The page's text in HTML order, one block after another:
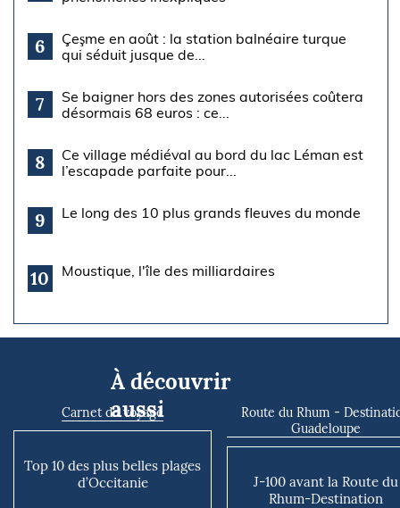
6
Çeşme en août : la station balnéaire turque
qui séduit jusque de...
7
Se baigner hors des zones autorisées coûtera
désormais 68 euros : ce...
8
Ce village médiéval au bord du lac Léman est
l’escapade parfaite pour...
9 Le long des 10 plus grands fleuves du monde
10 Moustique, l'île des milliardaires
À découvrir
aussi
Carnet de voyage
Top 10 des plus belles plages
d’Occitanie
Route du Rhum -
Guadeloupe
J-100 avant la Route du
Rhum-Destination